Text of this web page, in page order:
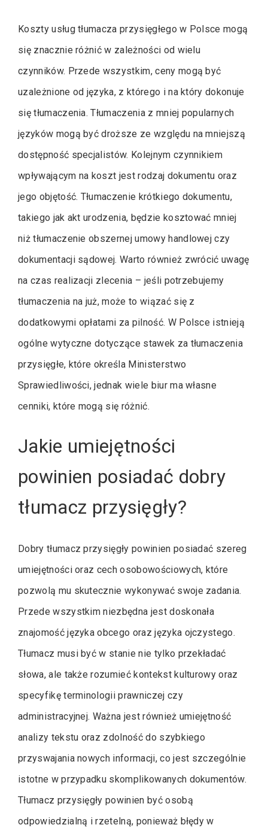
Koszty usług tłumacza przysięgłego w Polsce mogą
się znacznie różnić w zależności od wielu
czynników. Przede wszystkim, ceny mogą być
uzależnione od języka, z którego i na który dokonuje
się tłumaczenia. Tłumaczenia z mniej popularnych
języków mogą być droższe ze względu na mniejszą
dostępność specjalistów. Kolejnym czynnikiem
wpływającym na koszt jest rodzaj dokumentu oraz
jego objętość. Tłumaczenie krótkiego dokumentu,
takiego jak akt urodzenia, będzie kosztować mniej
niż tłumaczenie obszernej umowy handlowej czy
dokumentacji sądowej. Warto również zwrócić uwagę
na czas realizacji zlecenia – jeśli potrzebujemy
tłumaczenia na już, może to wiązać się z
dodatkowymi opłatami za pilność. W Polsce istnieją
ogólne wytyczne dotyczące stawek za tłumaczenia
przysięgłe, które określa Ministerstwo
Sprawiedliwości, jednak wiele biur ma własne
cenniki, które mogą się różnić.
Jakie umiejętności
powinien posiadać dobry
tłumacz przysięgły?
Dobry tłumacz przysięgły powinien posiadać szereg
umiejętności oraz cech osobowościowych, które
pozwolą mu skutecznie wykonywać swoje zadania.
Przede wszystkim niezbędna jest doskonała
znajomość języka obcego oraz języka ojczystego.
Tłumacz musi być w stanie nie tylko przekładać
słowa, ale także rozumieć kontekst kulturowy oraz
specyfikę terminologii prawniczej czy
administracyjnej. Ważna jest również umiejętność
analizy tekstu oraz zdolność do szybkiego
przyswajania nowych informacji, co jest szczególnie
istotne w przypadku skomplikowanych dokumentów.
Tłumacz przysięgły powinien być osobą
odpowiedzialną i rzetelną, ponieważ błędy w